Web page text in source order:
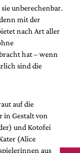
unberechenbar.
mit der
nach Art aller
hat – wenn
sind die
auf die
in Gestalt von
und Kotofei
(Alice
aus